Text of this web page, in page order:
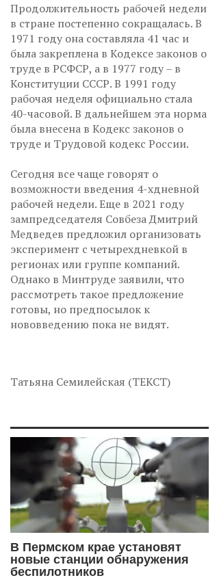
Продолжительность рабочей недели
в стране постепенно сокращалась. В
1971 году она составляла 41 час и
была закреплена в Кодексе законов о
труде в РСФСР, а в 1977 году – в
Конституции СССР. В 1991 году
рабочая неделя официально стала
40-часовой. В дальнейшем эта норма
была внесена в Кодекс законов о
труде и Трудовой кодекс России.
Сегодня все чаще говорят о
возможности введения 4-хдневной
рабочей недели. Еще в 2021 году
зампредседателя Совбеза Дмитрий
Медведев предложил организовать
эксперимент с четырехдневкой в
регионах или группе компаний.
Однако в Минтруде заявили, что
рассмотреть такое предложение
готовы, но предпосылок к
нововведению пока не видят.
Татьяна Семилейская (ТЕКСТ)
В Пермском крае установят
новые станции обнаружения
беспилотников